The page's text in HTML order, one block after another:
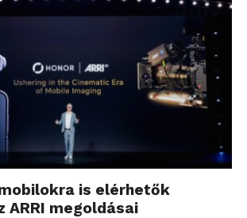
mobilokra is elérhetők
ARRI megoldásai